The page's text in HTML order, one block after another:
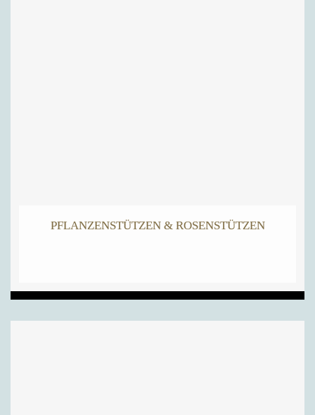
PFLANZENSTÜTZEN & ROSENSTÜTZEN